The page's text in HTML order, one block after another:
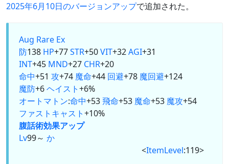
2025年6月10日のバージョンアップで追加された。
Aug Rare Ex
防138 HP+77STR+50VIT+32AGI+31
INT+45 MND+27 CHR+20
命中+51 攻+74 魔命+44 回避+78 魔回避+124
魔防+6ヘイスト+6%
オートマトン:命中+53飛命+53 魔命+53 魔攻+54
ファストキャスト+10%
腹話術効果アップ
Lv99～ か
<ItemLevel:119>